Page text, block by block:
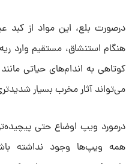
درصورت بلع، این مواد از کبد
هنگام استنشاق، مستقیم
کوتاهی به اندام‌های حیاتی
می‌تواند آثار مخرب بسیار
درمورد ویپ اوضاع حتی
همه‌ ویپ‌ها وجود نداشته